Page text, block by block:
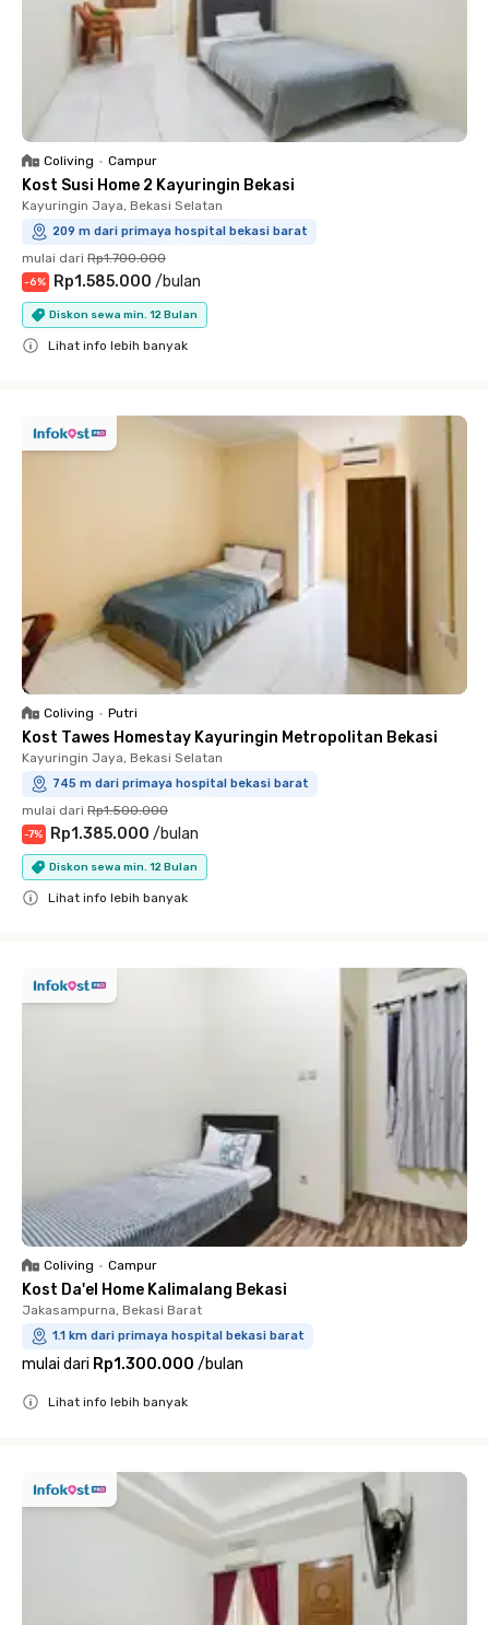
Coliving • Campur
Kost Susi Home 2 Kayuringin Bekasi
Kayuringin Jaya, Bekasi Selatan
209 m dari primaya hospital bekasi barat
mulai dari Rp1.700.000
-6% Rp1.585.000 /bulan
Diskon sewa min. 12 Bulan
Lihat info lebih banyak
Coliving • Putri
Kost Tawes Homestay Kayuringin Metropolitan Bekasi
Kayuringin Jaya, Bekasi Selatan
745 m dari primaya hospital bekasi barat
mulai dari Rp1.500.000
-7% Rp1.385.000 /bulan
Diskon sewa min. 12 Bulan
Lihat info lebih banyak
Coliving • Campur
Kost Da'el Home Kalimalang Bekasi
Jakasampurna, Bekasi Barat
1.1 km dari primaya hospital bekasi barat
mulai dari Rp1.300.000 /bulan
Lihat info lebih banyak